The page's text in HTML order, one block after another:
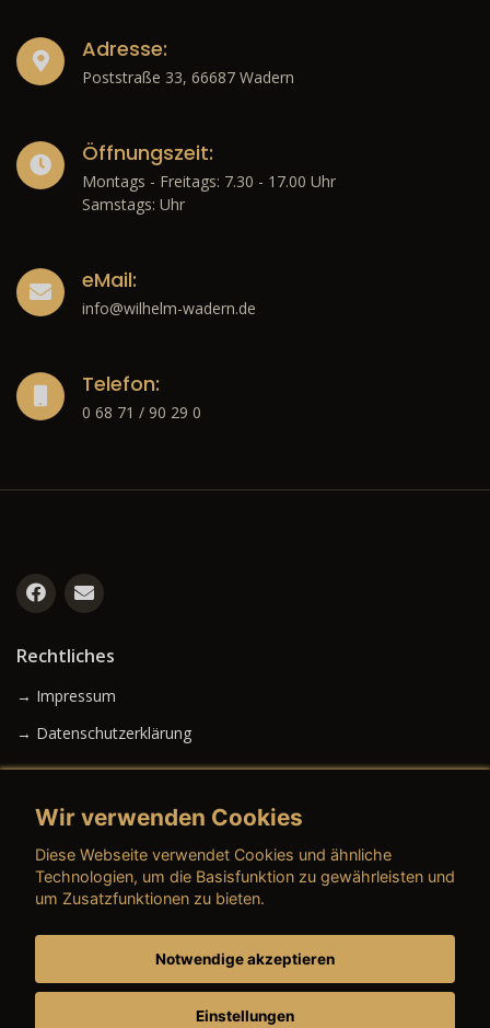
Adresse:
Poststraße 33, 66687 Wadern
Öffnungszeit:
Montags - Freitags: 7.30 - 17.00 Uhr
Samstags: Uhr
eMail:
info@wilhelm-wadern.de
Telefon:
0 68 71 / 90 29 0
Rechtliches
→ Impressum
→ Datenschutzerklärung
→ AGB (Gebrauchtwagen)
→ AGB (Dienstleistungen)
Wir verwenden Cookies
Diese Webseite verwendet Cookies und ähnliche
Technologien, um die Basisfunktion zu gewährleisten und
um Zusatzfunktionen zu bieten.
Notwendige akzeptieren
Einstellungen